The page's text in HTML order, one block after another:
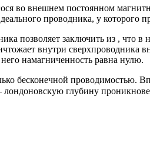
во внешнем постоянном
проводника, у
позволяет заключить из , что
внутри
намагниченность равна нулю.
бесконечной проводимостью.
глубину